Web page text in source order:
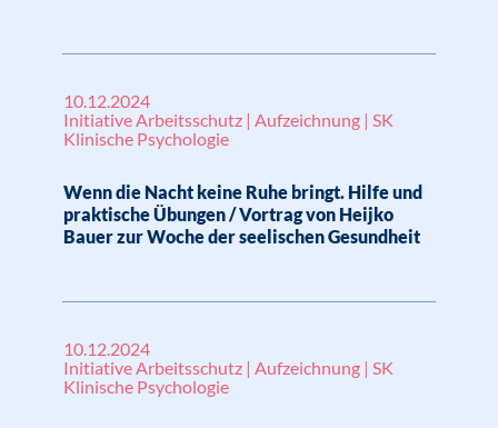
10.12.2024
Initiative Arbeitsschutz | Aufzeichnung | SK
Klinische Psychologie
Wenn die Nacht keine Ruhe bringt. Hilfe und
praktische Übungen / Vortrag von Heijko
Bauer zur Woche der seelischen Gesundheit
10.12.2024
Initiative Arbeitsschutz | Aufzeichnung | SK
Klinische Psychologie